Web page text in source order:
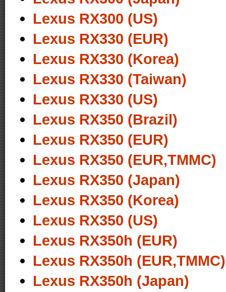
Lexus RX300 (US)
Lexus RX330 (EUR)
Lexus RX330 (Korea)
Lexus RX330 (Taiwan)
Lexus RX330 (US)
Lexus RX350 (Brazil)
Lexus RX350 (EUR)
Lexus RX350 (EUR,TMMC)
Lexus RX350 (Japan)
Lexus RX350 (Korea)
Lexus RX350 (US)
Lexus RX350h (EUR)
Lexus RX350h (EUR,TMMC)
Lexus RX350h (Japan)